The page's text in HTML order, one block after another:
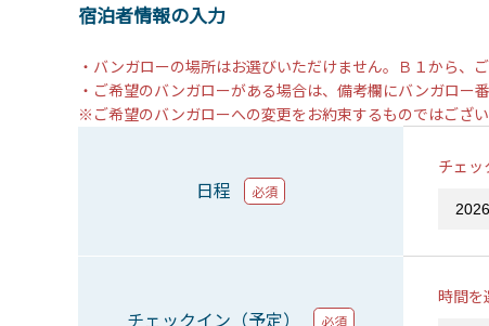
宿泊者情報の入力
・バンガローの場所はお選びいただけません。Ｂ１から、
・ご希望のバンガローがある場合は、備考欄にバンガロー
※ご希望のバンガローへの変更をお約束するものではござい
日程 必須
チェッ
チェックイン（予定） 必須
時間を